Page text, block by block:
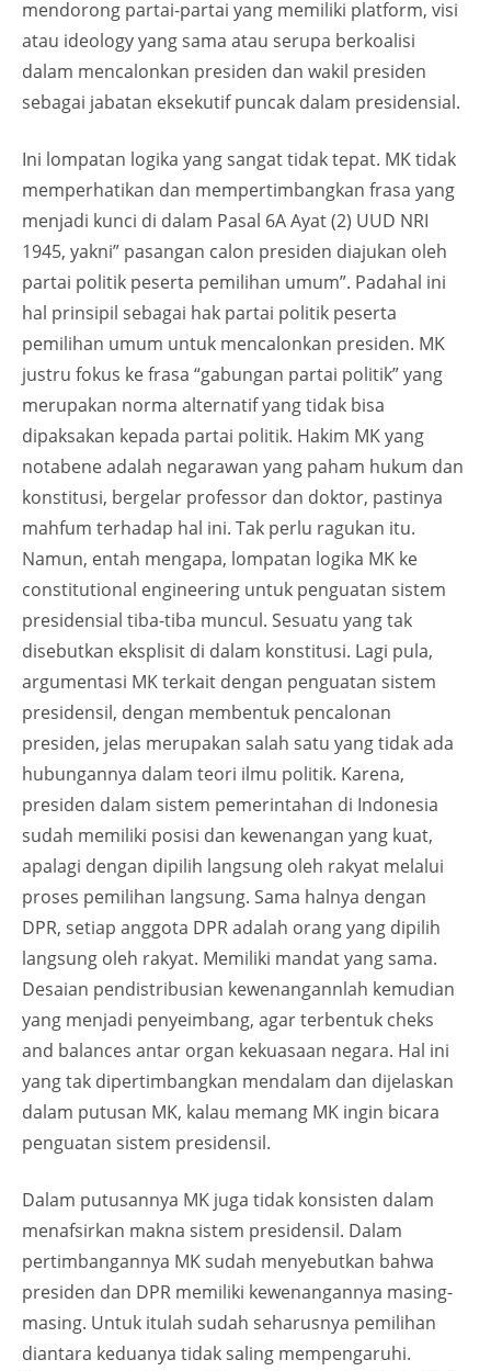
mendorong partai-partai yang memiliki platform, visi
atau ideology yang sama atau serupa berkoalisi
dalam mencalonkan presiden dan wakil presiden
sebagai jabatan eksekutif puncak dalam presidensial.
Ini lompatan logika yang sangat tidak tepat. MK tidak
memperhatikan dan mempertimbangkan frasa yang
menjadi kunci di dalam Pasal 6A Ayat (2) UUD NRI
1945, yakni” pasangan calon presiden diajukan oleh
partai politik peserta pemilihan umum”. Padahal ini
hal prinsipil sebagai hak partai politik peserta
pemilihan umum untuk mencalonkan presiden. MK
justru fokus ke frasa “gabungan partai politik” yang
merupakan norma alternatif yang tidak bisa
dipaksakan kepada partai politik. Hakim MK yang
notabene adalah negarawan yang paham hukum dan
konstitusi, bergelar professor dan doktor, pastinya
mahfum terhadap hal ini. Tak perlu ragukan itu.
Namun, entah mengapa, lompatan logika MK ke
constitutional engineering untuk penguatan sistem
presidensial tiba-tiba muncul. Sesuatu yang tak
disebutkan eksplisit di dalam konstitusi. Lagi pula,
argumentasi MK terkait dengan penguatan sistem
presidensil, dengan membentuk pencalonan
presiden, jelas merupakan salah satu yang tidak ada
hubungannya dalam teori ilmu politik. Karena,
presiden dalam sistem pemerintahan di Indonesia
sudah memiliki posisi dan kewenangan yang kuat,
apalagi dengan dipilih langsung oleh rakyat melalui
proses pemilihan langsung. Sama halnya dengan
DPR, setiap anggota DPR adalah orang yang dipilih
langsung oleh rakyat. Memiliki mandat yang sama.
Desaian pendistribusian kewenangannlah kemudian
yang menjadi penyeimbang, agar terbentuk cheks
and balances antar organ kekuasaan negara. Hal ini
yang tak dipertimbangkan mendalam dan dijelaskan
dalam putusan MK, kalau memang MK ingin bicara
penguatan sistem presidensil.
Dalam putusannya MK juga tidak konsisten dalam
menafsirkan makna sistem presidensil. Dalam
pertimbangannya MK sudah menyebutkan bahwa
presiden dan DPR memiliki kewenangannya masing-
masing. Untuk itulah sudah seharusnya pemilihan
diantara keduanya tidak saling mempengaruhi.